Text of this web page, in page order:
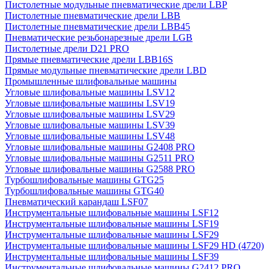
Пистолетные модульные пневматические дрели LBP
Пистолетные пневматические дрели LBB
Пистолетные пневматические дрели LBB45
Пневматические резьбонарезные дрели LGB
Пистолетные дрели D21 PRO
Прямые пневматические дрели LBB16S
Прямые модульные пневматические дрели LBD
Промышленные шлифовальные машины
Угловые шлифовальные машины LSV12
Угловые шлифовальные машины LSV19
Угловые шлифовальные машины LSV29
Угловые шлифовальные машины LSV39
Угловые шлифовальные машины LSV48
Угловые шлифовальные машины G2408 PRO
Угловые шлифовальные машины G2511 PRO
Угловые шлифовальные машины G2588 PRO
Турбошлифовальные машины GTG25
Турбошлифовальные машины GTG40
Пневматический карандаш LSF07
Инструментальные шлифовальные машины LSF12
Инструментальные шлифовальные машины LSF19
Инструментальные шлифовальные машины LSF29
Инструментальные шлифовальные машины LSF29 HD (4720)
Инструментальные шлифовальные машины LSF39